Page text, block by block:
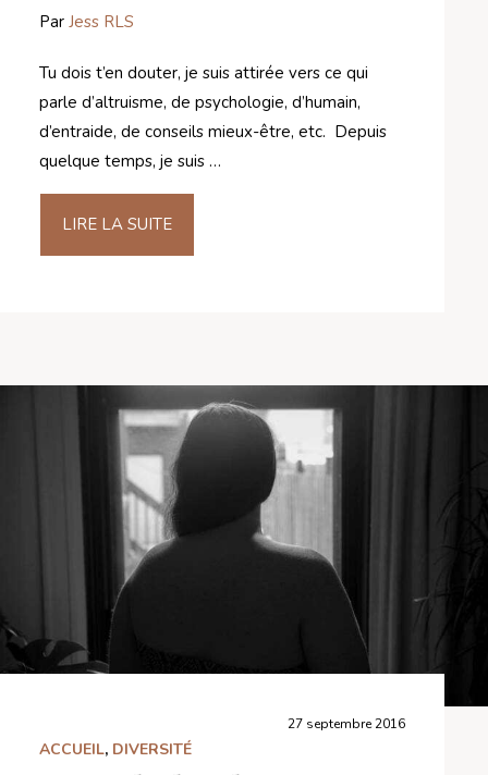
Par Jess RLS
Tu dois t’en douter, je suis attirée vers ce qui
parle d’altruisme, de psychologie, d’humain,
d’entraide, de conseils mieux-être, etc. Depuis
quelque temps, je suis …
LIRE LA SUITE
27 septembre 2016
ACCUEIL, DIVERSITÉ